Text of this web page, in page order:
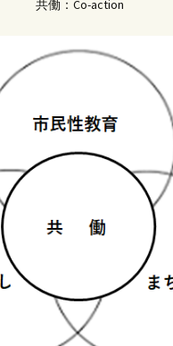
共働：Co-action